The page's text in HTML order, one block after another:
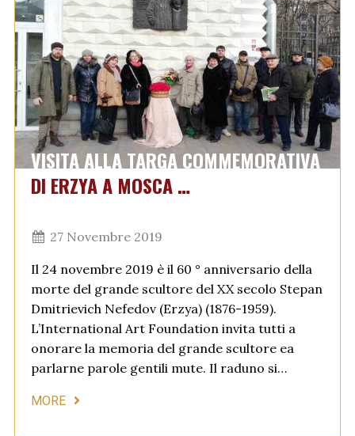
VISITA ALLA TARGA COMMEMORATIVA
DI ERZYA A MOSCA …
27 Novembre 2019
Il 24 novembre 2019 è il 60 ° anniversario della
morte del grande scultore del XX secolo Stepan
Dmitrievich Nefedov (Erzya) (1876-1959).
L’International Art Foundation invita tutti a
onorare la memoria del grande scultore ea
parlarne parole gentili mute. Il raduno si…
MORE